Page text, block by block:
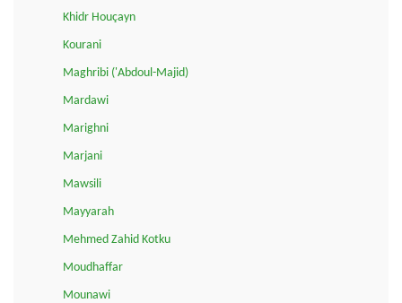
Khidr Houçayn
Kourani
Maghribi ('Abdoul-Majid)
Mardawi
Marighni
Marjani
Mawsili
Mayyarah
Mehmed Zahid Kotku
Moudhaffar
Mounawi